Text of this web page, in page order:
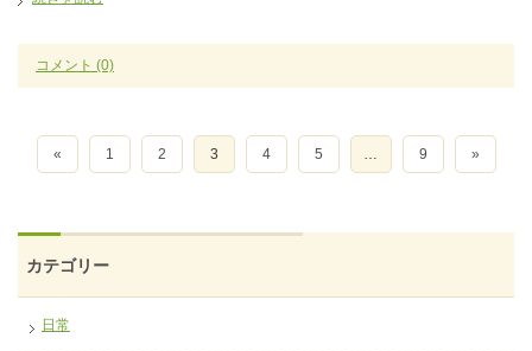
カテゴリー
日常
コメント (0)
« 1 2 3 4 5 … 9 »